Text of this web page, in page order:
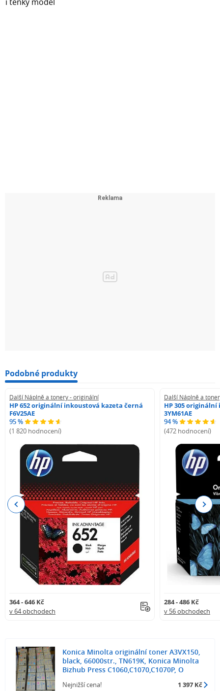
Podobné produkty
Další Náplně a tonery - originální
HP 652 originální inkoustová kazeta černá
F6V25AE
95 %
(1 820 hodnocení)
364 - 646 Kč
v 64 obchodech
Další Náplně a
HP 305
3YM61AE
94 %
(472 hodnocení)
284 - 486 Kč
v 56 obchodech
Previous Next
Konica Minolta originální toner A3VX150,
black, 66000str., TN619K, Konica Minolta
Bizhub Press C1060,C1070,C1070P, O
Nejnižší cena! 1 397 Kč